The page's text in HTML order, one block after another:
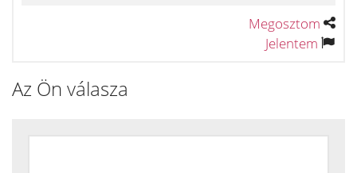
Megosztom
Jelentem
Az Ön válasza